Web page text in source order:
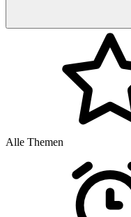
Alle Themen